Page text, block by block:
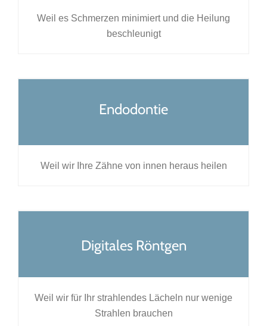
Weil es Schmerzen minimiert und die Heilung
beschleunigt
Endodontie
Weil wir Ihre Zähne von innen heraus heilen
Digitales Röntgen
Weil wir für Ihr strahlendes Lächeln nur wenige
Strahlen brauchen